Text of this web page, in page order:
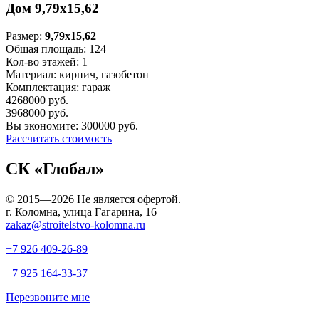
Дом 9,79х15,62
Размер: 9,79х15,62
Общая площадь: 124
Кол-во этажей: 1
Материал: кирпич, газобетон
Комплектация: гараж
4268000 руб.
3968000 руб.
Вы экономите: 300000 руб.
Рассчитать стоимость
СК «Глобал»
© 2015—2026 Не является офертой.
г. Коломна, улица Гагарина, 16
zakaz@stroitelstvo-kolomna.ru
+7 926 409-26-89
+7 925 164-33-37
Перезвоните мне